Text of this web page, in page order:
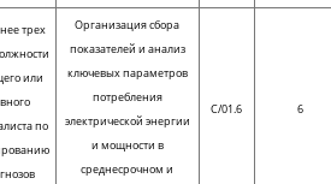
трех
или
по
Организация сбора
показателей и анализ
ключевых параметров
потребления
электрической энергии
и мощности в
среднесрочном и
C/01.6 6